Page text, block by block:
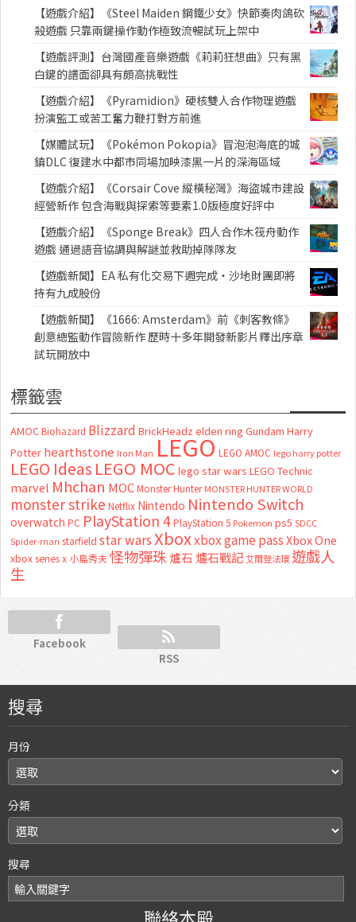
【遊戲介紹】《Steel Maiden 鋼鐵少女》快節奏肉鴿砍
殺遊戲 只靠兩鍵操作動作極致流暢試玩上架中
【遊戲評測】台灣國產音樂遊戲《莉莉狂想曲》只有黑
白鍵的譜面卻具有頗高挑戰性
【遊戲介紹】《Pyramidion》硬核雙人合作物理遊戲
扮演監工或苦工奮力鞭打對方前進
【媒體試玩】《Pokémon Pokopia》冒泡泡海底的城
鎮DLC 復建水中都市同場加映漆黑一片的深海區域
【遊戲介紹】《Corsair Cove 縱橫秘灣》海盜城市建設
經營新作 包含海戰與探索等要素1.0版極度好評中
【遊戲介紹】《Sponge Break》四人合作木筏舟動作
遊戲 通過語音協調與解謎並救助掉隊隊友
【遊戲新聞】EA 私有化交易下週完成・沙地財團即將
持有九成股份
【遊戲新聞】《1666: Amsterdam》前《刺客教條》
創意總監動作冒險新作 歷時十多年開發新影片釋出序章
試玩開放中
標籤雲
AMOC Biohazard Blizzard BrickHeadz elden ring Gundam Harry
Potter hearthstone Iron Man LEGO LEGO AMOC lego harry potter
LEGO Ideas LEGO MOC lego star wars LEGO Technic
marvel Mhchan MOC Monster Hunter MONSTER HUNTER WORLD
monster strike Netflix Nintendo Nintendo Switch
overwatch PC PlayStation 4 PlayStation 5 Pokemon ps5 SDCC
Spider-man starfield star wars Xboxxbox game passXbox One
xbox series x 小島秀夫怪物彈珠 爐石 爐石戰記艾爾登法環 遊戲人
生
Facebook
RSS
搜尋
月份
分類
搜尋
聯絡本殿